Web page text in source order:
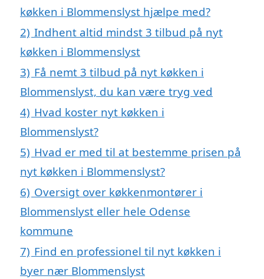
køkken i Blommenslyst hjælpe med?
2) Indhent altid mindst 3 tilbud på nyt
køkken i Blommenslyst
3) Få nemt 3 tilbud på nyt køkken i
Blommenslyst, du kan være tryg ved
4) Hvad koster nyt køkken i
Blommenslyst?
5) Hvad er med til at bestemme prisen på
nyt køkken i Blommenslyst?
6) Oversigt over køkkenmontører i
Blommenslyst eller hele Odense
kommune
7) Find en professionel til nyt køkken i
byer nær Blommenslyst